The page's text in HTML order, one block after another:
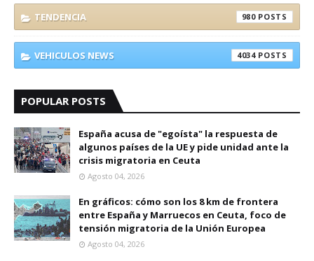
TENDENCIA 980
VEHICULOS NEWS 4034
POPULAR POSTS
España acusa de "egoísta" la respuesta de
algunos países de la UE y pide unidad ante la
crisis migratoria en Ceuta
Agosto 04, 2026
En gráficos: cómo son los 8 km de frontera
entre España y Marruecos en Ceuta, foco de
tensión migratoria de la Unión Europea
Agosto 04, 2026